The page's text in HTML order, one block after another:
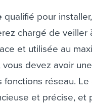
qualifié pour
chargé de veiller
et utilisée au
devez avoir
réseau. Le
et précise, et